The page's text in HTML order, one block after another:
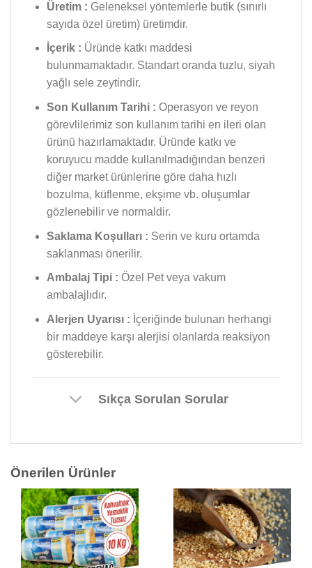
Üretim : Geleneksel yöntemlerle butik (sınırlı
sayıda özel üretim) üretimdir.
İçerik : Üründe katkı maddesi
bulunmamaktadır. Standart oranda tuzlu, siyah
yağlı sele zeytindir.
Son Kullanım Tarihi : Operasyon ve reyon
görevlilerimiz son kullanım tarihi en ileri olan
ürünü hazırlamaktadır. Üründe katkı ve
koruyucu madde kullanılmadığından benzeri
diğer market ürünlerine göre daha hızlı
bozulma, küflenme, ekşime vb. oluşumlar
gözlenebilir ve normaldir.
Saklama Koşulları : Serin ve kuru ortamda
saklanması önerilir.
Ambalaj Tipi : Özel Pet veya vakum
ambalajlıdır.
Alerjen Uyarısı : İçeriğinde bulunan herhangi
bir maddeye karşı alerjisi olanlarda reaksiyon
gösterebilir.
Sıkça Sorulan Sorular
Önerilen Ürünler